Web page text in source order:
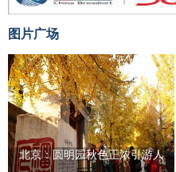
图片广场
北京：圆明园秋色正浓引游人